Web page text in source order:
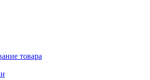
товара